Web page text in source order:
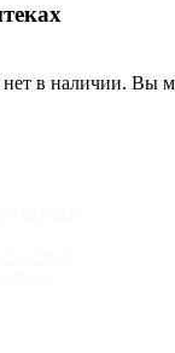
нет в наличии. Вы